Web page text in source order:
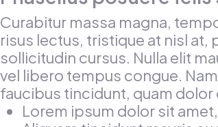
Curabitur massa magna,
risus lectus, tristique at nisl at,
sollicitudin cursus. Nulla elit
vel libero tempus congue.
faucibus tincidunt, quam
Lorem ipsum dolor sit